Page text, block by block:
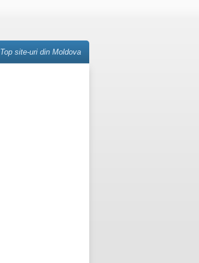
Top site-uri din Moldova